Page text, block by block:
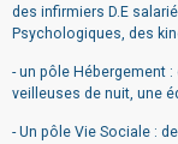
des infirmiers D.E
Psychologiques, des
- un pôle Hébergement
veilleuses de nuit, une
- Un pôle Vie Sociale :